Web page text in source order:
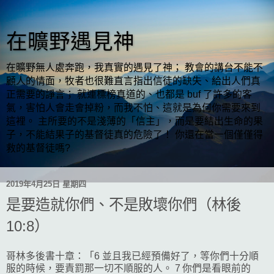
在曠野遇見神
在曠野無人處奔跑，我真實的遇見了神； 教會的講台不能不
顧人的情面，牧者也很難直言指出信徒的缺失、給出人們真
正需要的諍言； 就連標榜真道的、也都是 buf 了許多的客
氣，害怕人會走會掉粉，而我不怕、這就是為何你需要來到
這裡。 主所要的不是淺薄的「信主」，而是要結出生命的果
子，不能結果子的基督徒真的危險了！ 你還在當一個僅僅得
救的基督徒嗎?
2019年4月25日 星期四
是要造就你們、不是敗壞你們（林後
10:8）
哥林多後書十章：「6 並且我已經預備好了，等你們十分順
服的時候，要責罰那一切不順服的人。 7 你們是看眼前的